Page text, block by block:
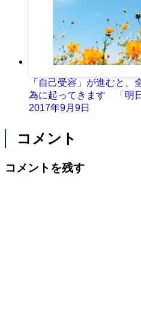
「自己受容」が進むと
為に起ってきます 「明日
2017年9月9日
コメント
コメントを残す